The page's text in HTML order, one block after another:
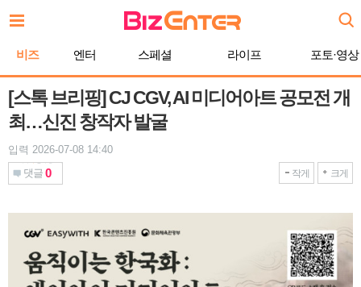
문
기
비즈 엔터 스페셜 라이프 포토·영상
[스톡 브리핑] CJ CGV, AI 미디어아트 공모전 개
최…신진 창작자 발굴
입력 2026-07-08 14:40
댓글 0 작게 크게